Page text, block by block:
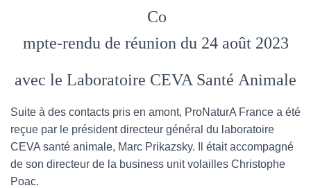
m
a
i
Co
mpte-rendu de réunion du 24 août 2023
avec le Laboratoire CEVA Santé Animale
Suite à des contacts pris en amont, ProNaturA France a été
reçue par le président directeur général du laboratoire
CEVA santé animale, Marc Prikazsky. Il était accompagné
de son directeur de la business unit volailles Christophe
Poac.